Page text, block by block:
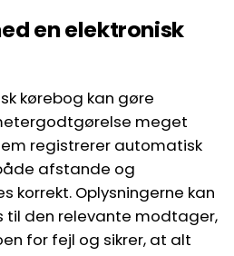
en elektronisk
kørebog kan gøre
meget
registrerer automatisk
afstande og
korrekt. Oplysningerne kan
til den relevante modtager,
for fejl og sikrer, at alt